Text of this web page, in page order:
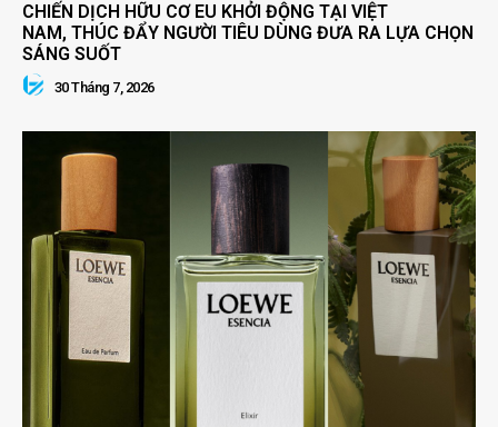
CHIẾN DỊCH HỮU CƠ EU KHỞI ĐỘNG TẠI VIỆT
NAM, THÚC ĐẨY NGƯỜI TIÊU DÙNG ĐƯA RA LỰA CHỌN
SÁNG SUỐT
30 Tháng 7, 2026